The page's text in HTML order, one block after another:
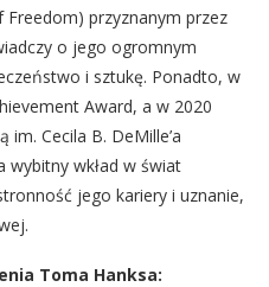
przyznanym przez
o jego ogromnym
i sztukę. Ponadto, w
Award, a w 2020
Cecila B. DeMille’a
wybitny wkład w świat
jego kariery i uznanie,
Toma Hanksa: